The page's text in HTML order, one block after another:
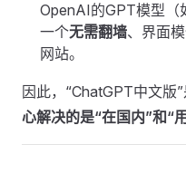
OpenAI的GPT模型
一个无需翻墙、界面
网站。
因此，“ChatGPT中文版
心解决的是“在国内”和“